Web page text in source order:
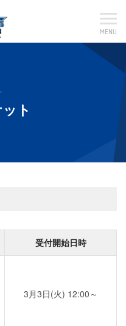
MENU
ト
受付開始日時
3月3日(火) 12:00～